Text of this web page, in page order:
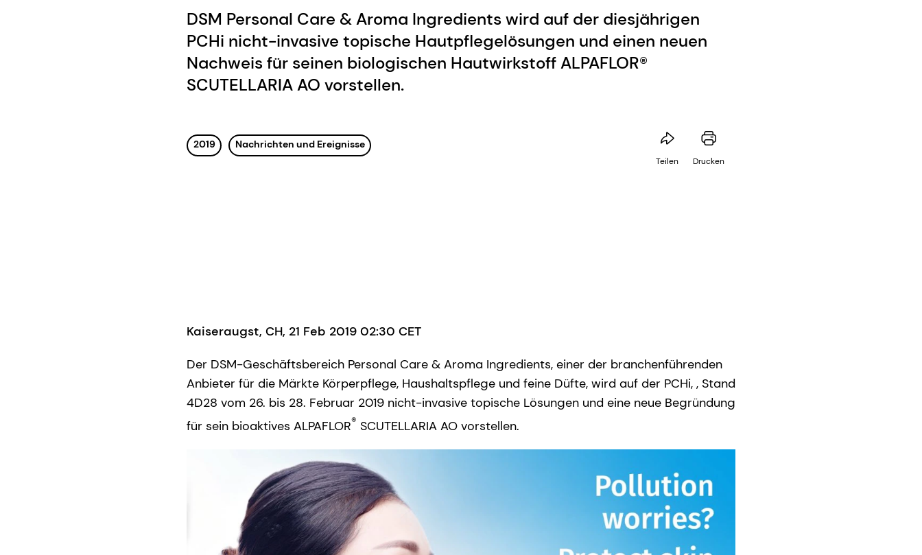
DSM Personal Care & Aroma Ingredients wird auf der diesjährigen
PCHi nicht-invasive topische Hautpflegelösungen und einen neuen
Nachweis für seinen biologischen Hautwirkstoff ALPAFLOR®
SCUTELLARIA AO vorstellen.
2019 Nachrichten und Ereignisse
Teilen Drucken
Kaiseraugst, CH, 21 Feb 2019 02:30 CET
Der DSM-Geschäftsbereich Personal Care & Aroma Ingredients, einer der branchenführenden
Anbieter für die Märkte Körperpflege, Haushaltspflege und feine Düfte, wird auf der PCHi, , Stand
4D28 vom 26. bis 28. Februar 2019 nicht-invasive topische Lösungen und eine neue Begründung
für sein bioaktives ALPAFLOR® SCUTELLARIA AO vorstellen.